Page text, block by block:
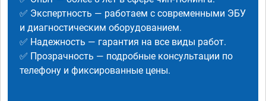
✅ Экспертность — работаем с современными ЭБУ
и диагностическим оборудованием.
✅ Надежность — гарантия на все виды работ.
✅ Прозрачность — подробные консультации по
телефону и фиксированные цены.